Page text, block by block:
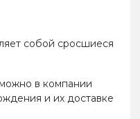
собой сросшиеся
в компании
и их доставке